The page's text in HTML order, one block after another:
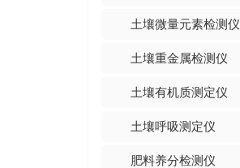
土壤微量元素检测仪
土壤重金属检测仪
土壤有机质测定仪
土壤呼吸测定仪
肥料养分检测仪